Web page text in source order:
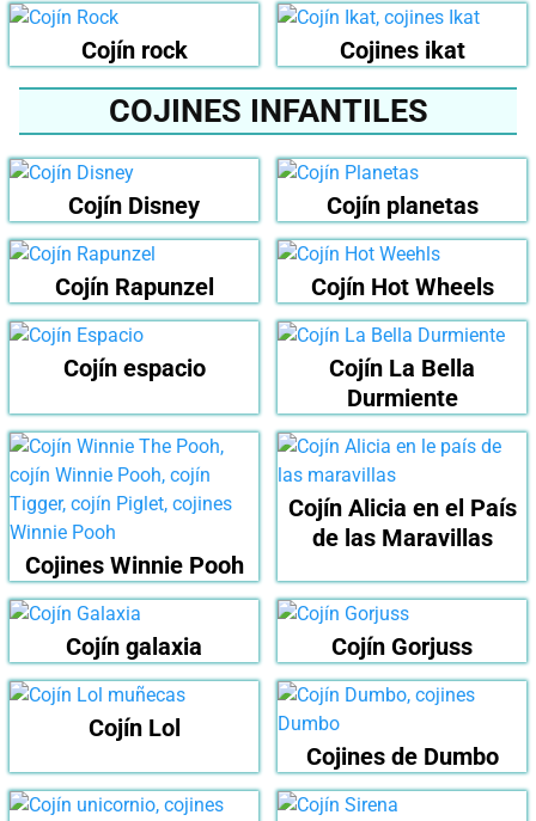
Cojín rock Cojines ikat
COJINES INFANTILES
Cojín Disney Cojín planetas
Cojín Rapunzel Cojín Hot Wheels
Cojín espacio
Cojín La Bella
Durmiente
Cojines Winnie Pooh
Cojín Alicia en el País
de las Maravillas
Cojín galaxia Cojín Gorjuss
Cojín Lol
Cojines de Dumbo